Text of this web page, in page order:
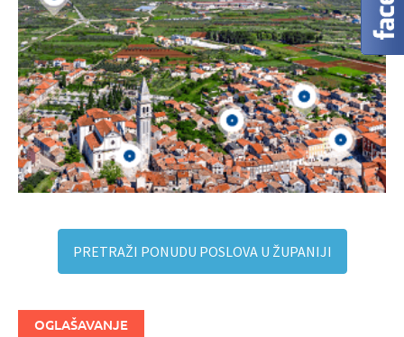
PRETRAŽI PONUDU POSLOVA U ŽUPANIJI
OGLAŠAVANJE